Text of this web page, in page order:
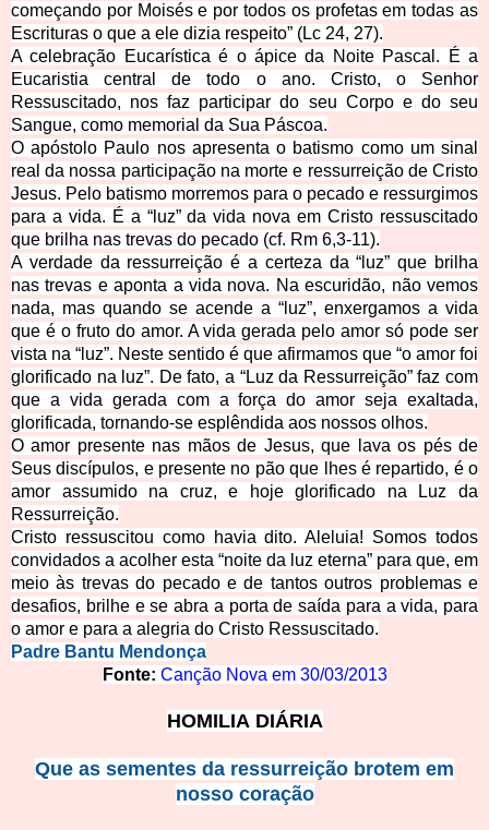
começando por Moisés e por todos os profetas em todas as
Escrituras o que a ele dizia respeito” (Lc 24, 27).
A celebração Eucarística é o ápice da Noite Pascal. É a
Eucaristia central de todo o ano. Cristo, o Senhor
Ressuscitado, nos faz participar do seu Corpo e do seu
Sangue, como memorial da Sua Páscoa.
O apóstolo Paulo nos apresenta o batismo como um sinal
real da nossa participação na morte e ressurreição de Cristo
Jesus. Pelo batismo morremos para o pecado e ressurgimos
para a vida. É a “luz” da vida nova em Cristo ressuscitado
que brilha nas trevas do pecado (cf. Rm 6,3-11).
A verdade da ressurreição é a certeza da “luz” que brilha
nas trevas e aponta a vida nova. Na escuridão, não vemos
nada, mas quando se acende a “luz”, enxergamos a vida
que é o fruto do amor. A vida gerada pelo amor só pode ser
vista na “luz”. Neste sentido é que afirmamos que “o amor foi
glorificado na luz”. De fato, a “Luz da Ressurreição” faz com
que a vida gerada com a força do amor seja exaltada,
glorificada, tornando-se esplêndida aos nossos olhos.
O amor presente nas mãos de Jesus, que lava os pés de
Seus discípulos, e presente no pão que lhes é repartido, é o
amor assumido na cruz, e hoje glorificado na Luz da
Ressurreição.
Cristo ressuscitou como havia dito. Aleluia! Somos todos
convidados a acolher esta “noite da luz eterna” para que, em
meio às trevas do pecado e de tantos outros problemas e
desafios, brilhe e se abra a porta de saída para a vida, para
o amor e para a alegria do Cristo Ressuscitado.
Padre Bantu Mendonça
Fonte: Canção Nova em 30/03/2013
HOMILIA DIÁRIA
Que as sementes da ressurreição brotem em
nosso coração